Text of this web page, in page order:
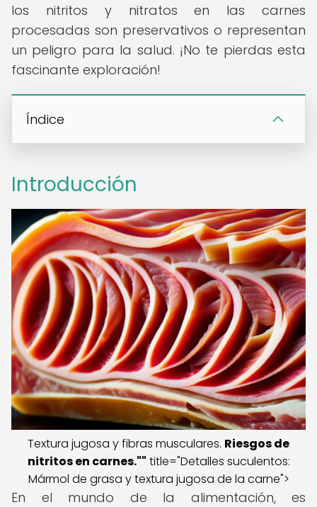
los nitritos y nitratos en las carnes
procesadas son preservativos o representan
un peligro para la salud. ¡No te pierdas esta
fascinante exploración!
Índice
Introducción
Textura jugosa y fibras musculares. Riesgos de
nitritos en carnes."" title="Detalles suculentos:
Mármol de grasa y textura jugosa de la carne">
En el mundo de la alimentación, es